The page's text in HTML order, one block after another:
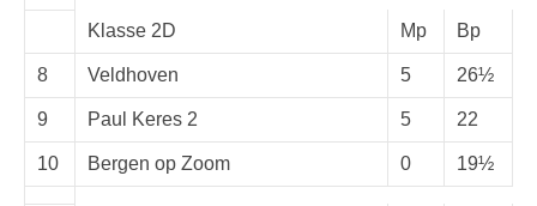
Klasse 2D Mp Bp
8 Veldhoven 5 26½
9 Paul Keres 2 5 22
10 Bergen op Zoom 0 19½